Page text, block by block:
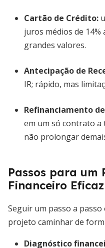
Cartão de Crédito:
juros médios de 14%
grandes valores.
Antecipação de
IR; rápido, mas
Refinanciamento
em um só contrato a
não prolongar
Passos para um
Financeiro Eficaz
Seguir um passo a
projeto caminhar de
Diagnóstico